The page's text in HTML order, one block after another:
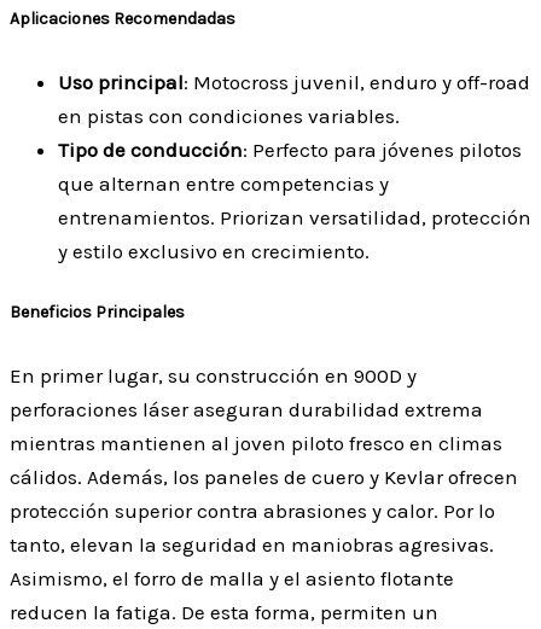
Aplicaciones Recomendadas
Uso principal: Motocross juvenil, enduro y off-road
en pistas con condiciones variables.
Tipo de conducción: Perfecto para jóvenes pilotos
que alternan entre competencias y
entrenamientos. Priorizan versatilidad, protección
y estilo exclusivo en crecimiento.
Beneficios Principales
En primer lugar, su construcción en 900D y
perforaciones láser aseguran durabilidad extrema
mientras mantienen al joven piloto fresco en climas
cálidos. Además, los paneles de cuero y Kevlar ofrecen
protección superior contra abrasiones y calor. Por lo
tanto, elevan la seguridad en maniobras agresivas.
Asimismo, el forro de malla y el asiento flotante
reducen la fatiga. De esta forma, permiten un